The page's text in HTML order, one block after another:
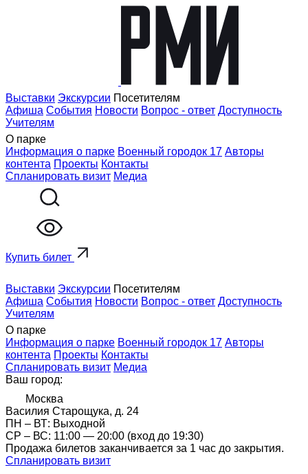
Выставки Экскурсии Посетителям
Афиша События Новости Вопрос - ответ Доступность
Учителям
О парке
Информация о парке Военный городок 17 Авторы
контента Проекты Контакты
Спланировать визит Медиа
Купить билет
Выставки Экскурсии Посетителям
Афиша События Новости Вопрос - ответ Доступность
Учителям
О парке
Информация о парке Военный городок 17 Авторы
контента Проекты Контакты
Спланировать визит Медиа
Ваш город:
Москва
Василия Старощука, д. 24
ПН – ВТ: Выходной
CР – ВС: 11:00 — 20:00 (вход до 19:30)
Продажа билетов заканчивается за 1 час до закрытия.
Спланировать визит